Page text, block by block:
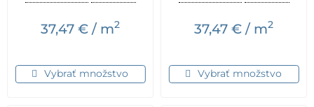
37,47 € / m2
Vybrať množstvo
37,47 € / m2
Vybrať množstvo